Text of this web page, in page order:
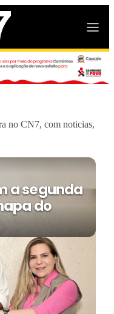
no CN7, com noticias,
a segunda
do